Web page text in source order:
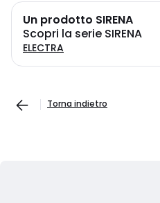
Un prodotto SIRENA
Scopri la serie SIRENA
ELECTRA
Torna indietro